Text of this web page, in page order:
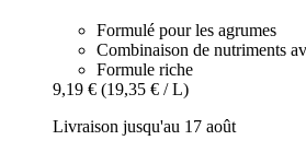
Formulé pour les agrumes
Combinaison de nutriments
Formule riche
9,19 € (19,35 € / L)
Livraison jusqu'au 17 août